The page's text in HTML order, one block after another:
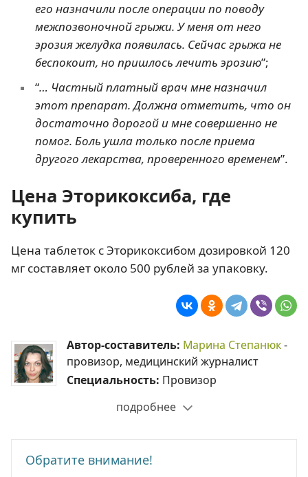
его назначили после операции по поводу
межпозвоночной грыжи. У меня от него
эрозия желудка появилась. Сейчас грыжа не
беспокоит, но пришлось лечить эрозию”;
“… Частный платный врач мне назначил
этот препарат. Должна отметить, что он
достаточно дорогой и мне совершенно не
помог. Боль ушла только после приема
другого лекарства, проверенного временем”.
Цена Эторикоксиба, где
купить
Цена таблеток с Эторикоксибом дозировкой 120
мг составляет около 500 рублей за упаковку.
Автор-составитель: Марина Степанюк-
провизор, медицинский журналист
Специальность: Провизор
подробнее
Обратите внимание!